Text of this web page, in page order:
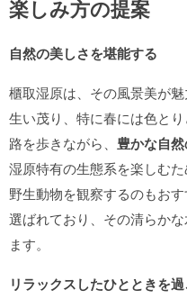
楽しみ方の提案
自然の美しさを堪能する
櫃取湿原は、その風景美が
生い茂り、特に春には色と
路を歩きながら、 豊かな自然
湿原特有の生態系を楽しむ
野生動物を観察するのもお
選ばれており、その清らか
ます。
リラックスしたひとときを